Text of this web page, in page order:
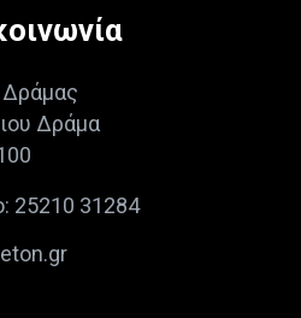
Δράμα
25210 31284